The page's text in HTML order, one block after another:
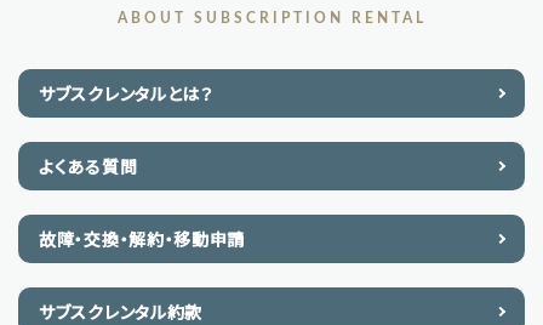
ABOUT SUBSCRIPTION RENTAL
サブスクレンタルとは？
よくある質問
故障・交換・解約・移動申請
サブスクレンタル約款